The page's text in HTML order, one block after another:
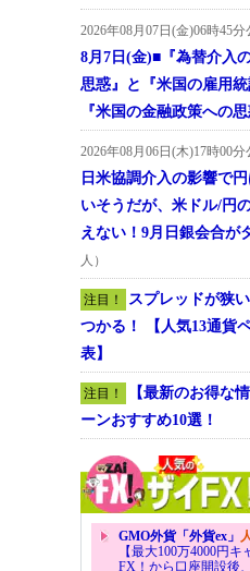
2026年08月07日(金)06時45分
8月7日(金)■『為替介入
思惑』と『米国の雇用
『米国の金融政策への
2026年08月06日(木)17時00分
日米協調介入の影響で
いそうだが、米ドル/円
えない！9月日銀会合が
人）
注目！
スプレッドが狭
つかる！ 【人気13通貨
表】
注目！
【最新のお得な
ーンおすすめ10選！
GMO外貨「外貨ex」
【最大100万4000円
FX！から口座開設後